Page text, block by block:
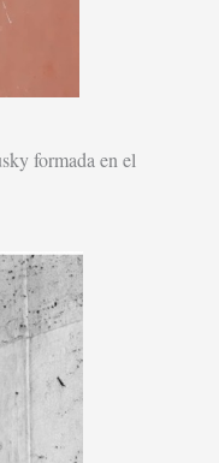
formada en el